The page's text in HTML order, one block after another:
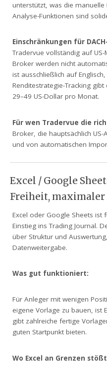
unterstützt, was die
Analyse-Funktionen sind
Einschränkungen für
Tradervue vollständig auf
Broker werden nicht
ist ausschließlich auf
Renditestrategie-Tracking
29–49 US-Dollar pro Monat.
Für wen Tradervue die
Broker, die hauptsächlich
und von automatischen
Excel / Google
Freiheit,
Excel oder Google Sheets ist
Einstieg ins Trading Journal.
über Struktur und
Datenweitergabe.
Was gut funktioniert:
Für Anleger mit wenigen
eigene Vorlage zu bauen, ist
gibt zahlreiche fertige
guten Startpunkt bieten.
Wo Excel an Grenzen